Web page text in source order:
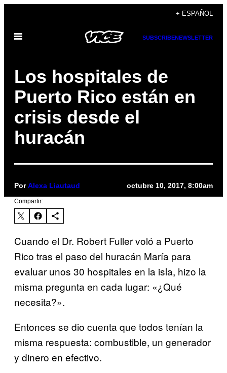
contenido
+ ESPAÑOL
Abrir
SUBSCRIBENEWSLETTER
Los hospitales de
Puerto Rico están en
crisis desde el
huracán
PorAlexa Liautaud octubre 10, 2017, 8:00am
Compartir:
Cuando el Dr. Robert Fuller voló a Puerto
Rico tras el paso del huracán María para
evaluar unos 30 hospitales en la isla, hizo la
misma pregunta en cada lugar: «¿Qué
necesita?».
Entonces se dio cuenta que todos tenían la
misma respuesta: combustible, un generador
y dinero en efectivo.